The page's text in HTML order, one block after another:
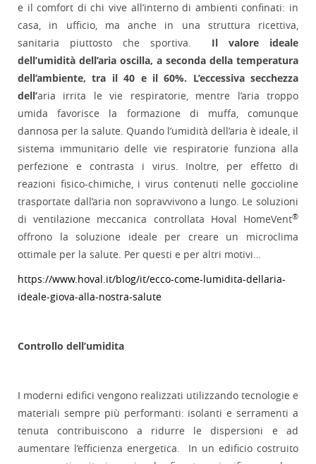
e il comfort di chi vive all’interno di ambienti confinati: in
casa, in ufficio, ma anche in una struttura ricettiva,
sanitaria piuttosto che sportiva. Il valore ideale
dell’umidità dell’aria oscilla, a seconda della temperatura
dell’ambiente, tra il 40 e il 60%. L’eccessiva secchezza
dell’aria irrita le vie respiratorie, mentre l’aria troppo
umida favorisce la formazione di muffa, comunque
dannosa per la salute. Quando l’umidità dell’aria è ideale, il
sistema immunitario delle vie respiratorie funziona alla
perfezione e contrasta i virus. Inoltre, per effetto di
reazioni fisico-chimiche, i virus contenuti nelle goccioline
trasportate dall’aria non sopravvivono a lungo. Le soluzioni
di ventilazione meccanica controllata Hoval HomeVent®
offrono la soluzione ideale per creare un microclima
ottimale per la salute. Per questi e per altri motivi…
https://www.hoval.it/blog/it/ecco-come-lumidita-dellaria-
ideale-giova-alla-nostra-salute
Controllo dell’umidita
I moderni edifici vengono realizzati utilizzando tecnologie e
materiali sempre più performanti: isolanti e serramenti a
tenuta contribuiscono a ridurre le dispersioni e ad
aumentare l’efficienza energetica. In un edificio costruito